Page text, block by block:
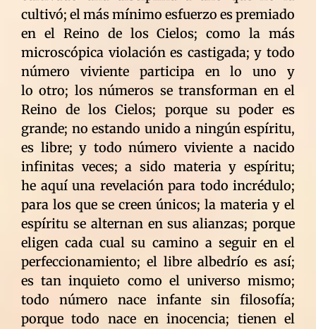
cultivó; el más mínimo esfuerzo es premiado
en el Reino de los Cielos; como la más
microscópica violación es castigada; y todo
número viviente participa en lo uno y
lo otro; los números se transforman en el
Reino de los Cielos; porque su poder es
grande; no estando unido a ningún espíritu,
es libre; y todo número viviente a nacido
infinitas veces; a sido materia y espíritu;
he aquí una revelación para todo incrédulo;
para los que se creen únicos; la materia y el
espíritu se alternan en sus alianzas; porque
eligen cada cual su camino a seguir en el
perfeccionamiento; el libre albedrío es así;
es tan inquieto como el universo mismo;
todo número nace infante sin filosofía;
porque todo nace en inocencia; tienen el